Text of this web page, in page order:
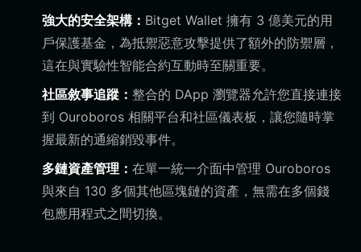
強大的安全架構： Bitget Wallet 擁有 3 億美元的用
戶保護基金，為抵禦惡意攻擊提供了額外的防禦層，
這在與實驗性智能合約互動時至關重要。
社區敘事追蹤： 整合的 DApp 瀏覽器允許您直接連接
到 Ouroboros 相關平台和社區儀表板，讓您隨時掌
握最新的通縮銷毀事件。
多鏈資產管理： 在單一統一介面中管理 Ouroboros
與來自 130 多個其他區塊鏈的資產，無需在多個錢
包應用程式之間切換。